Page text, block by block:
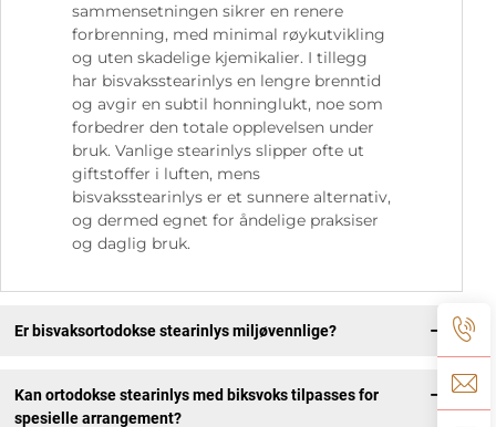
sammensetningen sikrer en renere
forbrenning, med minimal røykutvikling
og uten skadelige kjemikalier. I tillegg
har bisvaksstearinlys en lengre brenntid
og avgir en subtil honninglukt, noe som
forbedrer den totale opplevelsen under
bruk. Vanlige stearinlys slipper ofte ut
giftstoffer i luften, mens
bisvaksstearinlys er et sunnere alternativ,
og dermed egnet for åndelige praksiser
og daglig bruk.
Er bisvaksortodokse stearinlys miljøvennlige?
Kan ortodokse stearinlys med biksvoks tilpasses for
spesielle arrangement?